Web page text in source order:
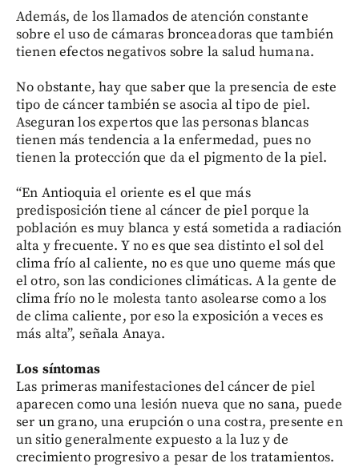
Además, de los llamados de atención constante
sobre el uso de cámaras bronceadoras que también
tienen efectos negativos sobre la salud humana.
No obstante, hay que saber que la presencia de este
tipo de cáncer también se asocia al tipo de piel.
Aseguran los expertos que las personas blancas
tienen más tendencia a la enfermedad, pues no
tienen la protección que da el pigmento de la piel.
“En Antioquia el oriente es el que más
predisposición tiene al cáncer de piel porque la
población es muy blanca y está sometida a radiación
alta y frecuente. Y no es que sea distinto el sol del
clima frío al caliente, no es que uno queme más que
el otro, son las condiciones climáticas. A la gente de
clima frío no le molesta tanto asolearse como a los
de clima caliente, por eso la exposición a veces es
más alta”, señala Anaya.
Los síntomas
Las primeras manifestaciones del cáncer de piel
aparecen como una lesión nueva que no sana, puede
ser un grano, una erupción o una costra, presente en
un sitio generalmente expuesto a la luz y de
crecimiento progresivo a pesar de los tratamientos.